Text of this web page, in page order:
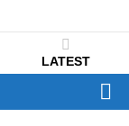
LATEST
Menu